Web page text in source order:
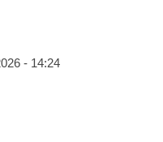
- 14:24